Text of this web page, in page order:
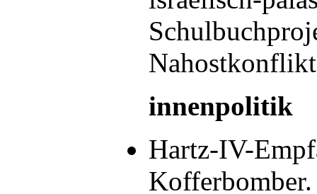
innenpolitik
Hartz-IV-
Kofferbomber.